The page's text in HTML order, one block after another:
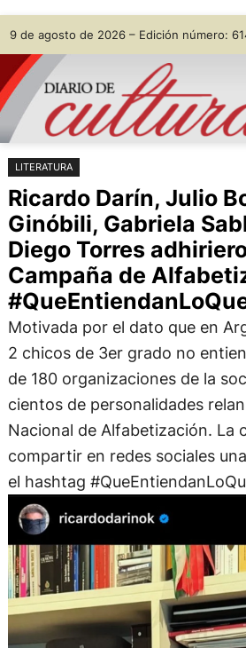
Saltar
al
contenido
Skip
to
content
9 de agosto de 2026 – Edición número:
LITERATURA
Ricardo Darín, Julio
Ginóbili, Gabriela
Diego Torres
Campaña de
Motivada por el dato que en
2 chicos de 3er grado no
de 180 organizaciones de la
cientos de personalidades
Nacional de Alfabetización. La
compartir en redes sociales
el hashtag